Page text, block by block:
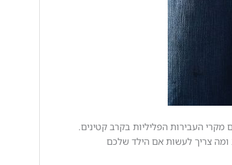
מקרי העבירות הפליליות בקרב קטינים.
ומה צריך לעשות אם הילד שלכם